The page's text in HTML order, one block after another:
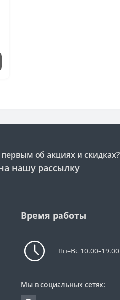
первым об акциях и скидках?
нашу рассылку
Время работы
Пн–Вс 10:00–19:00
Мы в социальных сетях: